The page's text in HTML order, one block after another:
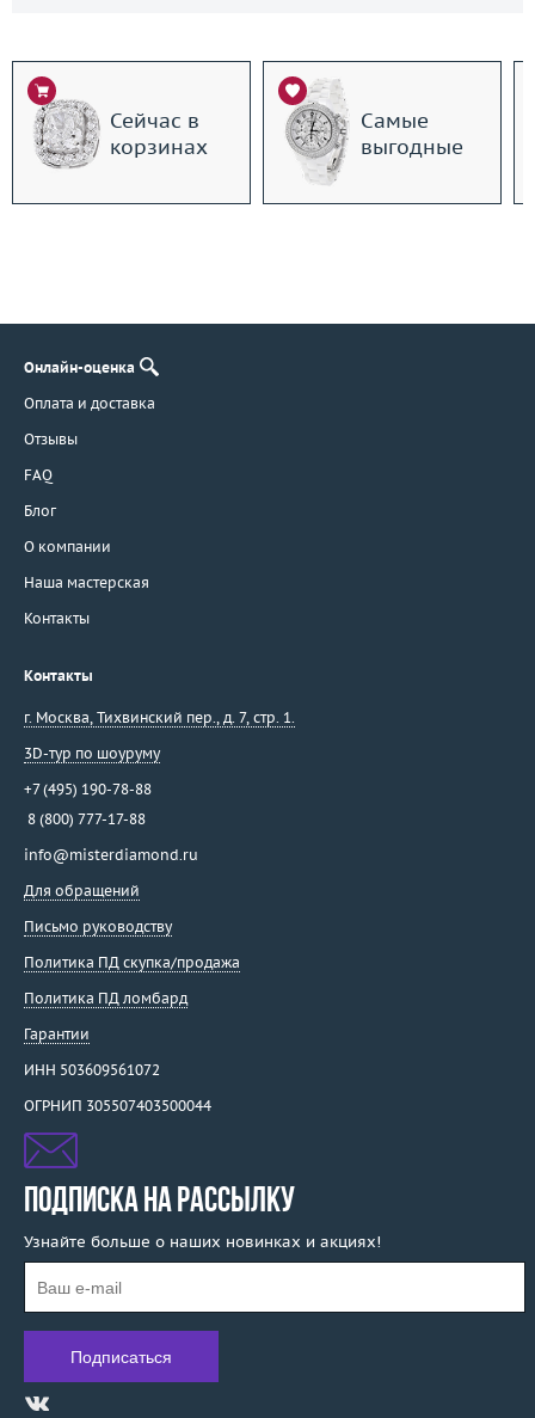
Сейчас в
корзинах
Самые
выгодные
Онлайн-оценка
Оплата и доставка
Отзывы
FAQ
Блог
О компании
Наша мастерская
Контакты
Контакты
г. Москва, Тихвинский пер., д. 7, стр. 1.
3D-тур по шоуруму
+7 (495) 190-78-88
8 (800) 777-17-88
info@misterdiamond.ru
Для обращений
Письмо руководству
Политика ПД скупка/продажа
Политика ПД ломбард
Гарантии
ИНН 503609561072
ОГРНИП 305507403500044
ПОДПИСКА НА РАССЫЛКУ
Узнайте больше о наших новинках и акциях!